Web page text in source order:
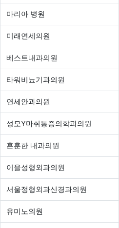
마리아 병원
미래연세의원
베스트내과의원
타워비뇨기과의원
연세안과의원
성모Y마취통증의학과의원
훈훈한 내과의원
이을성형외과의원
서울정형외과신경과의원
유미노의원